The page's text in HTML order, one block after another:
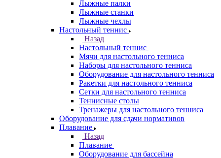
Лыжные палки
Лыжные станки
Лыжные чехлы
Настольный теннис
Назад
Настольный теннис
Мячи для настольного тенниса
Наборы для настольного тенниса
Оборудование для настольного тенниса
Ракетки для настольного тенниса
Сетки для настольного тенниса
Теннисные столы
Тренажеры для настольного тенниса
Оборудование для сдачи нормативов
Плавание
Назад
Плавание
Оборудование для бассейна